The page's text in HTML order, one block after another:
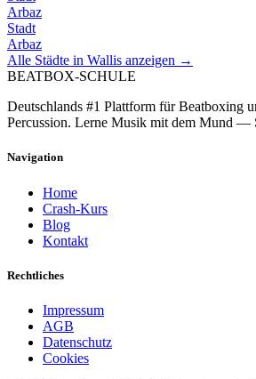
Arbaz
Stadt
Arbaz
Alle Städte in Wallis anzeigen →
BEATBOX-SCHULE
Deutschlands #1 Plattform für Beatboxing
Percussion. Lerne Musik mit dem Mund —
Navigation
Home
Crash-Kurs
Blog
Kontakt
Rechtliches
Impressum
AGB
Datenschutz
Cookies